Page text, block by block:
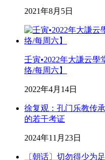
2021年8月5日
壬寅•2022年大謙云學
络/每周六】
2022年4月14日
徐复观：孔门乐教传
的若干考证
2024年11月23日
〔朝话〕切勿得少为